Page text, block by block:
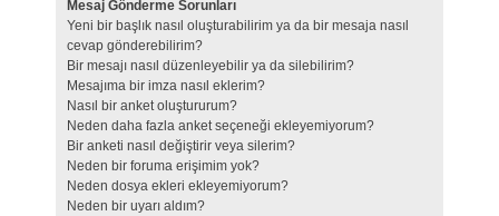
Mesaj Gönderme Sorunları
Yeni bir başlık nasıl oluşturabilirim ya da bir mesaja nasıl
cevap gönderebilirim?
Bir mesajı nasıl düzenleyebilir ya da silebilirim?
Mesajıma bir imza nasıl eklerim?
Nasıl bir anket oluştururum?
Neden daha fazla anket seçeneği ekleyemiyorum?
Bir anketi nasıl değiştirir veya silerim?
Neden bir foruma erişimim yok?
Neden dosya ekleri ekleyemiyorum?
Neden bir uyarı aldım?